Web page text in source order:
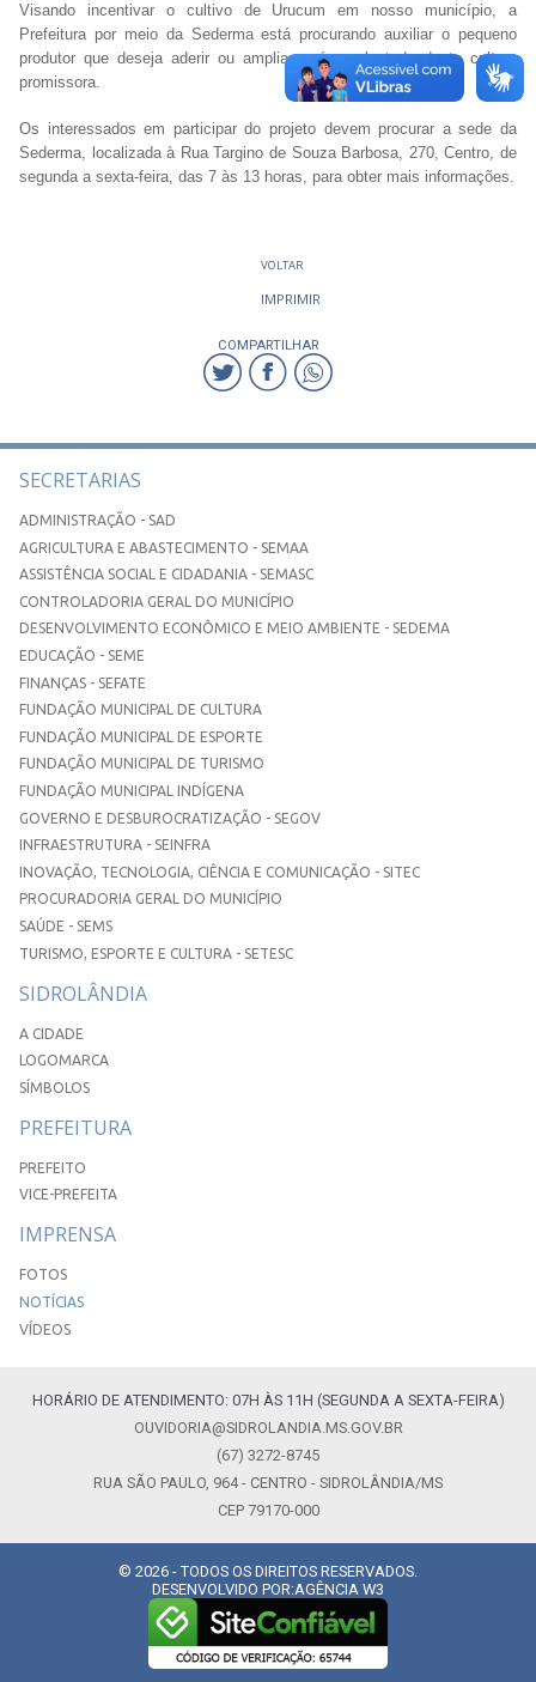
Visando incentivar o cultivo de Urucum em nosso município, a
Prefeitura por meio da Sederma está procurando auxiliar o pequeno
produtor que deseja aderir ou ampliar a área plantada desta cultura
promissora.
Os interessados em participar do projeto devem procurar a sede da
Sederma, localizada à Rua Targino de Souza Barbosa, 270, Centro, de
segunda a sexta-feira, das 7 às 13 horas, para obter mais informações.
VOLTAR
IMPRIMIR
COMPARTILHAR
SECRETARIAS
ADMINISTRAÇÃO - SAD
AGRICULTURA E ABASTECIMENTO - SEMAA
ASSISTÊNCIA SOCIAL E CIDADANIA - SEMASC
CONTROLADORIA GERAL DO MUNICÍPIO
DESENVOLVIMENTO ECONÔMICO E MEIO AMBIENTE - SEDEMA
EDUCAÇÃO - SEME
FINANÇAS - SEFATE
FUNDAÇÃO MUNICIPAL DE CULTURA
FUNDAÇÃO MUNICIPAL DE ESPORTE
FUNDAÇÃO MUNICIPAL DE TURISMO
FUNDAÇÃO MUNICIPAL INDÍGENA
GOVERNO E DESBUROCRATIZAÇÃO - SEGOV
INFRAESTRUTURA - SEINFRA
INOVAÇÃO, TECNOLOGIA, CIÊNCIA E COMUNICAÇÃO - SITEC
PROCURADORIA GERAL DO MUNICÍPIO
SAÚDE - SEMS
TURISMO, ESPORTE E CULTURA - SETESC
SIDROLÂNDIA
A CIDADE
LOGOMARCA
SÍMBOLOS
PREFEITURA
PREFEITO
VICE-PREFEITA
IMPRENSA
FOTOS
NOTÍCIAS
VÍDEOS
HORÁRIO DE ATENDIMENTO: 07H ÀS 11H (SEGUNDA A SEXTA-FEIRA)
OUVIDORIA@SIDROLANDIA.MS.GOV.BR
(67) 3272-8745
RUA SÃO PAULO, 964 - CENTRO - SIDROLÂNDIA/MS
CEP 79170-000
© 2026 - TODOS OS DIREITOS RESERVADOS.
DESENVOLVIDO POR:AGÊNCIA W3